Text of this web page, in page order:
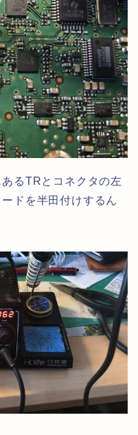
るTRとコネクタの左
ドを半田付けするん